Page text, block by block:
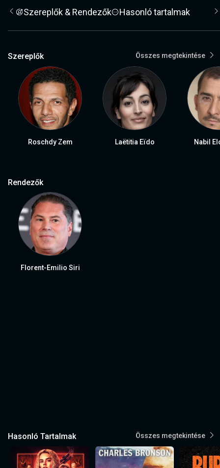
Szereplők & Rendezők Hasonló tartalmak
Szereplők Összes megtekintése
Roschdy Zem Laëtitia Eïdo Nabil
Rendezők
Florent-Emilio Siri
Hasonló Tartalmak Összes megtekintése